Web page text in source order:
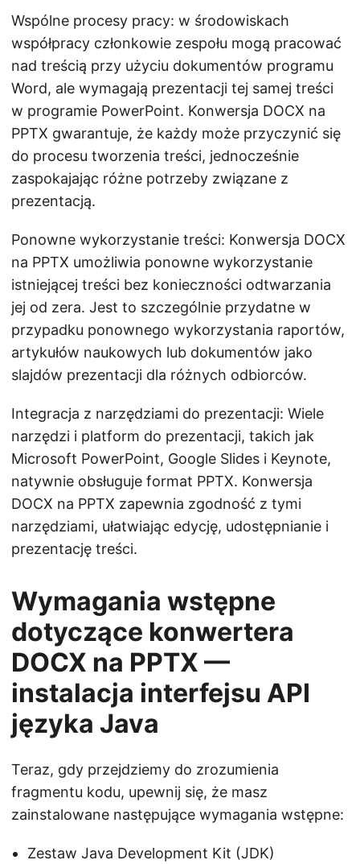
Wspólne procesy pracy: w środowiskach
współpracy członkowie zespołu mogą pracować
nad treścią przy użyciu dokumentów programu
Word, ale wymagają prezentacji tej samej treści
w programie PowerPoint. Konwersja DOCX na
PPTX gwarantuje, że każdy może przyczynić się
do procesu tworzenia treści, jednocześnie
zaspokajając różne potrzeby związane z
prezentacją.
Ponowne wykorzystanie treści: Konwersja DOCX
na PPTX umożliwia ponowne wykorzystanie
istniejącej treści bez konieczności odtwarzania
jej od zera. Jest to szczególnie przydatne w
przypadku ponownego wykorzystania raportów,
artykułów naukowych lub dokumentów jako
slajdów prezentacji dla różnych odbiorców.
Integracja z narzędziami do prezentacji: Wiele
narzędzi i platform do prezentacji, takich jak
Microsoft PowerPoint, Google Slides i Keynote,
natywnie obsługuje format PPTX. Konwersja
DOCX na PPTX zapewnia zgodność z tymi
narzędziami, ułatwiając edycję, udostępnianie i
prezentację treści.
Wymagania wstępne
dotyczące konwertera
DOCX na PPTX —
instalacja interfejsu API
języka Java
Teraz, gdy przejdziemy do zrozumienia
fragmentu kodu, upewnij się, że masz
zainstalowane następujące wymagania wstępne:
Zestaw Java Development Kit (JDK)